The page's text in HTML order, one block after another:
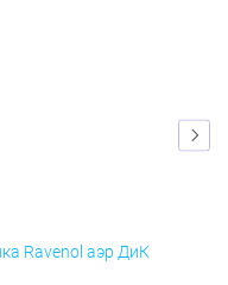
Ravenol аэр ДиК